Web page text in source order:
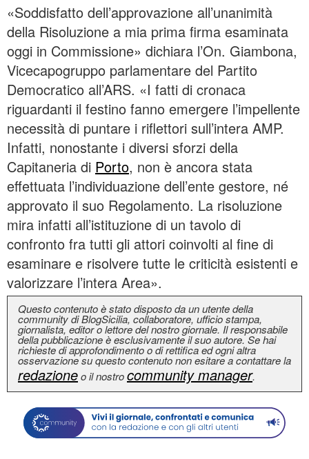
«Soddisfatto dell’approvazione all’unanimità
della Risoluzione a mia prima firma esaminata
oggi in Commissione» dichiara l’On. Giambona,
Vicecapogruppo parlamentare del Partito
Democratico all’ARS. «I fatti di cronaca
riguardanti il festino fanno emergere l’impellente
necessità di puntare i riflettori sull’intera AMP.
Infatti, nonostante i diversi sforzi della
Capitaneria di Porto, non è ancora stata
effettuata l’individuazione dell’ente gestore, né
approvato il suo Regolamento. La risoluzione
mira infatti all’istituzione di un tavolo di
confronto fra tutti gli attori coinvolti al fine di
esaminare e risolvere tutte le criticità esistenti e
valorizzare l’intera Area».
Questo contenuto è stato disposto da un utente della
community di BlogSicilia, collaboratore, ufficio stampa,
giornalista, editor o lettore del nostro giornale. Il responsabile
della pubblicazione è esclusivamente il suo autore. Se hai
richieste di approfondimento o di rettifica ed ogni altra
osservazione su questo contenuto non esitare a contattare la
redazioneo il nostrocommunity manager.